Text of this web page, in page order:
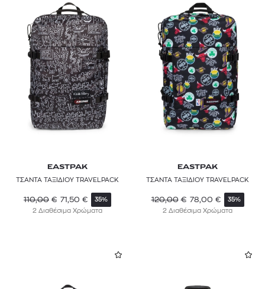
EASTPAK
ΤΣΑΝΤΑ ΤΑΞΙΔΙΟΥ TRAVELPACK
110,00 € 71,50 € 35%
2 Διαθέσιμα Χρώματα
EASTPAK
ΤΣΑΝΤΑ ΤΑΞΙΔΙΟΥ TRAVELPACK
120,00 € 78,00 € 35%
2 Διαθέσιμα Χρώματα